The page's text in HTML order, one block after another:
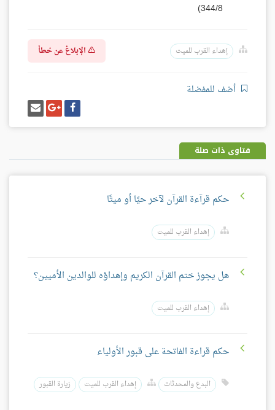
344/8)
إهداء القرب للميت الإبلاغ عن خطأ
أضف للمفضلة
شارك
على
فيسبوك
شارك
على
غوغل
بلس
إرسل
إيميل
فتاوى ذات صلة
حكم قرآءة القرآن لآخر حيًا أو ميتًا
إهداء القرب للميت
هل يجوز ختم القرآن الكريم وإهداؤه للوالدين الأميين؟
إهداء القرب للميت
حكم قراءة الفاتحة على قبور الأولياء
البدع والمحدثات إهداء القرب للميت زيارة القبور